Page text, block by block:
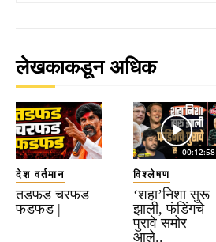
लेखकाकडून अधिक
देश वर्तमान
तडफड चरफड
फडफड |
00:12:58
विश्लेषण
‘शहा’निशा सुरू
झाली, फंडिंगचे
पुरावे समोर
आले..